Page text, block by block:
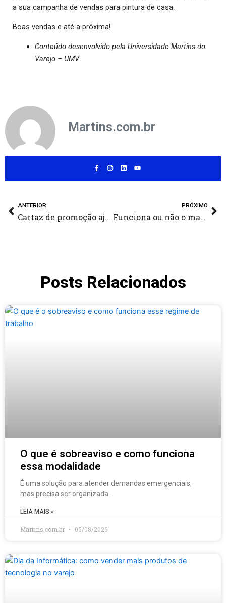
a sua campanha de vendas para pintura de casa.
Boas vendas e até a próxima!
Conteúdo desenvolvido pela Universidade Martins do
Varejo – UMV.
Martins.com.br
F
a
-
I
n
m
L
i
Y
o
Anterior
ANTERIOR
Cartaz de promoção ajuda na decisão de compra
PRÓXIMO
Funciona ou não o marketing boca a boca?
Posts Relacionados
O que é sobreaviso e como funciona
essa modalidade
É uma solução para atender demandas emergenciais,
mas precisa ser organizada.
LEIA MAIS »
Martins.com.br 05/08/2026